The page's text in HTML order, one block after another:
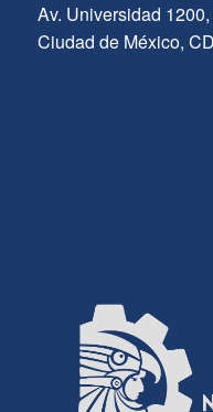
Av. Universidad
Ciudad de México,